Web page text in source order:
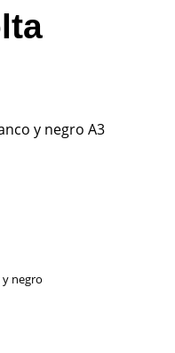
y negro A3
negro